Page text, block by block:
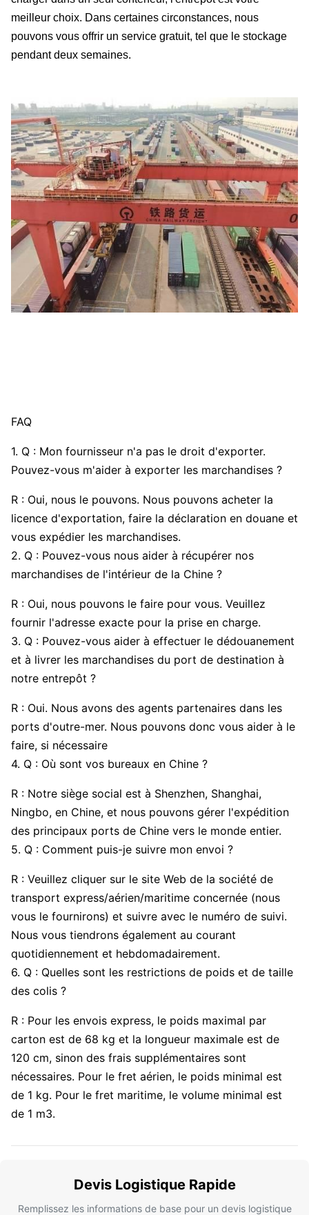
meilleur choix. Dans certaines circonstances, nous
pouvons vous offrir un service gratuit, tel que le stockage
pendant deux semaines.
FAQ
1. Q : Mon fournisseur n'a pas le droit d'exporter.
Pouvez-vous m'aider à exporter les marchandises ?
R : Oui, nous le pouvons. Nous pouvons acheter la
licence d'exportation, faire la déclaration en douane et
vous expédier les marchandises.
2. Q : Pouvez-vous nous aider à récupérer nos
marchandises de l'intérieur de la Chine ?
R : Oui, nous pouvons le faire pour vous. Veuillez
fournir l'adresse exacte pour la prise en charge.
3. Q : Pouvez-vous aider à effectuer le dédouanement
et à livrer les marchandises du port de destination à
notre entrepôt ?
R : Oui. Nous avons des agents partenaires dans les
ports d'outre-mer. Nous pouvons donc vous aider à le
faire, si nécessaire
4. Q : Où sont vos bureaux en Chine ?
R : Notre siège social est à Shenzhen, Shanghai,
Ningbo, en Chine, et nous pouvons gérer l'expédition
des principaux ports de Chine vers le monde entier.
5. Q : Comment puis-je suivre mon envoi ?
R : Veuillez cliquer sur le site Web de la société de
transport express/aérien/maritime concernée (nous
vous le fournirons) et suivre avec le numéro de suivi.
Nous vous tiendrons également au courant
quotidiennement et hebdomadairement.
6. Q : Quelles sont les restrictions de poids et de taille
des colis ?
R : Pour les envois express, le poids maximal par
carton est de 68 kg et la longueur maximale est de
120 cm, sinon des frais supplémentaires sont
nécessaires. Pour le fret aérien, le poids minimal est
de 1 kg. Pour le fret maritime, le volume minimal est
de 1 m3.
Devis Logistique Rapide
Remplissez les informations de base pour un devis logistique